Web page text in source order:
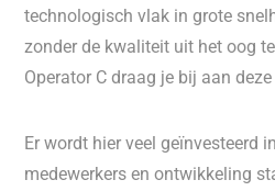
technologisch vlak in grote
zonder de kwaliteit uit het oog
Operator C draag je bij aan
Er wordt hier veel geïnvesteerd
medewerkers en ontwikkeling